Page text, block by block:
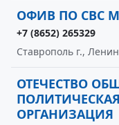
ОФИВ ПО СВС
+7 (8652) 265329
Ставрополь г.,
ОТЕЧЕСТВО
ОРГАНИЗАЦИЯ